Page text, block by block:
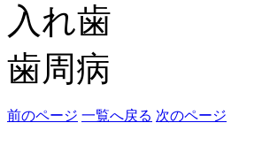
入れ歯
歯周病
前のページ 一覧へ戻る 次のページ